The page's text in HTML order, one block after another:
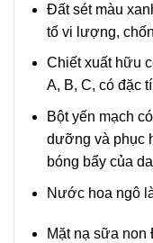
Đất sét màu
tố vi lượng,
Chiết xuất hữu
A, B, C, có đặc
Bột yến mạch
dưỡng và phục
bóng bẩy của
Nước hoa ngô
Mặt nạ sữa non